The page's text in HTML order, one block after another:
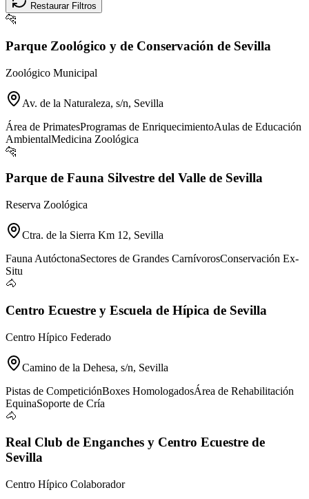
Restaurar Filtros
🐆
Parque Zoológico y de Conservación de Sevilla
Zoológico Municipal
Av. de la Naturaleza, s/n, Sevilla
Área de PrimatesProgramas de EnriquecimientoAulas de Educación
AmbientalMedicina Zoológica
🐆
Parque de Fauna Silvestre del Valle de Sevilla
Reserva Zoológica
Ctra. de la Sierra Km 12, Sevilla
Fauna AutóctonaSectores de Grandes CarnívorosConservación Ex-
Situ
🐴
Centro Ecuestre y Escuela de Hípica de Sevilla
Centro Hípico Federado
Camino de la Dehesa, s/n, Sevilla
Pistas de CompeticiónBoxes HomologadosÁrea de Rehabilitación
EquinaSoporte de Cría
🐴
Real Club de Enganches y Centro Ecuestre de
Sevilla
Centro Hípico Colaborador